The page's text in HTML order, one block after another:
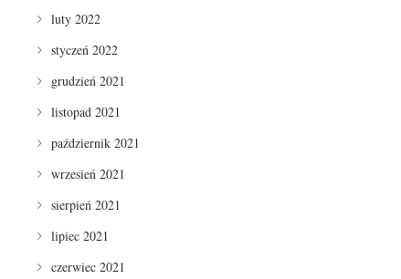
luty 2022
styczeń 2022
grudzień 2021
listopad 2021
październik 2021
wrzesień 2021
sierpień 2021
lipiec 2021
czerwiec 2021